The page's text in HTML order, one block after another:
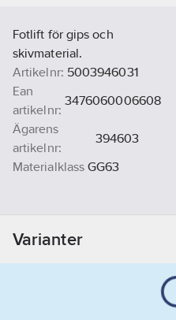
Fotlift för gips och
skivmaterial.
Artikelnr: 5003946031
Ean
artikelnr:
3476060006608
Ägarens
artikelnr:
394603
Materialklass GG63
Varianter